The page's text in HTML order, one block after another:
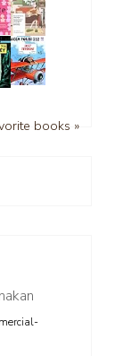
books »